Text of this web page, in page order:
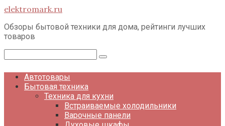
Перейти
контенту
elektromark.ru
Обзоры бытовой техники для дома, рейтинги лучших
товаров
Автотовары
Бытовая техника
Техника для кухни
Встраиваемые холодильники
Варочные панели